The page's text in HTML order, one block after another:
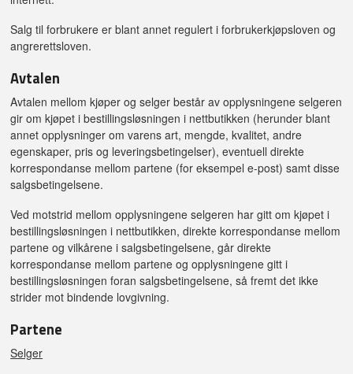
Salg til forbrukere er blant annet regulert i forbrukerkjøpsloven og
angrerettsloven.
Avtalen
Avtalen mellom kjøper og selger består av opplysningene selgeren
gir om kjøpet i bestillingsløsningen i nettbutikken (herunder blant
annet opplysninger om varens art, mengde, kvalitet, andre
egenskaper, pris og leveringsbetingelser), eventuell direkte
korrespondanse mellom partene (for eksempel e-post) samt disse
salgsbetingelsene.
Ved motstrid mellom opplysningene selgeren har gitt om kjøpet i
bestillingsløsningen i nettbutikken, direkte korrespondanse mellom
partene og vilkårene i salgsbetingelsene, går direkte
korrespondanse mellom partene og opplysningene gitt i
bestillingsløsningen foran salgsbetingelsene, så fremt det ikke
strider mot bindende lovgivning.
Partene
Selger